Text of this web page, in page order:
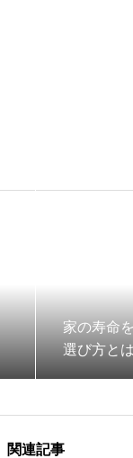
家の寿命
選び方と
関連記事